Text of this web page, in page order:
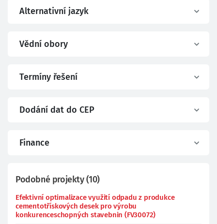
Alternativní jazyk
Vědní obory
Termíny řešení
Dodání dat do CEP
Finance
Podobné projekty(10)
Efektivní optimalizace využití odpadu z produkce
cementotřískových desek pro výrobu
konkurenceschopných stavebnin (FV30072)